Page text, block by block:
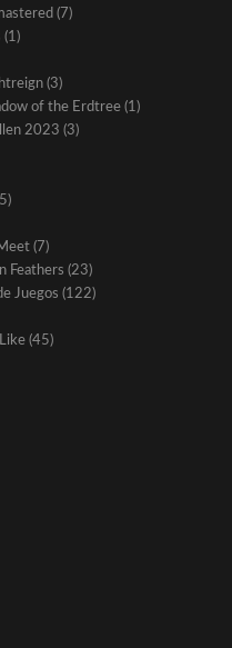
(7)
(1)
(3)
of the Erdtree(1)
2023 (3)
(7)
Feathers (23)
Juegos (122)
(45)